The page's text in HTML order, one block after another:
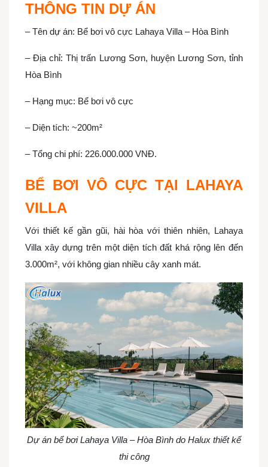
THÔNG TIN DỰ ÁN
– Tên dự án: Bể bơi vô cực Lahaya Villa – Hòa Bình
– Địa chỉ: Thị trấn Lương Sơn, huyện Lương Sơn, tỉnh
Hòa Bình
– Hạng mục: Bể bơi vô cực
– Diện tích: ~200m²
– Tổng chi phí: 226.000.000 VNĐ.
BỂ BƠI VÔ CỰC TẠI LAHAYA
VILLA
Với thiết kế gần gũi, hài hòa với thiên nhiên, Lahaya
Villa xây dựng trên một diện tích đất khá rộng lên đến
3.000m², với không gian nhiều cây xanh mát.
Dự án bể bơi Lahaya Villa – Hòa Bình do Halux thiết kế
thi công